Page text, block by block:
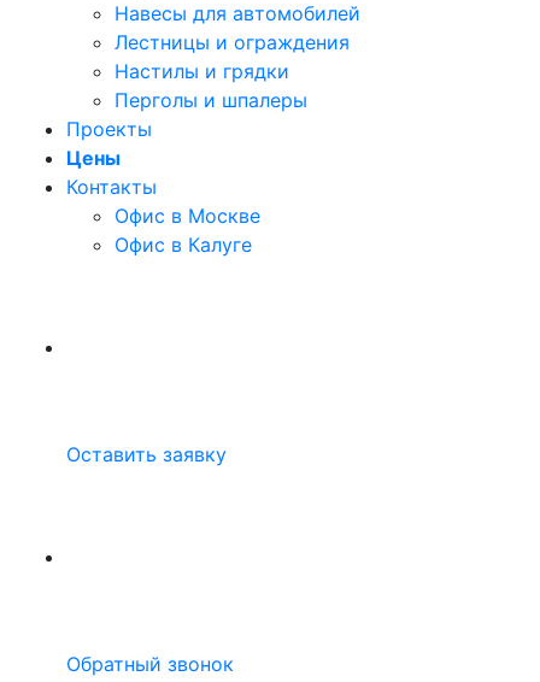
Навесы для автомобилей
Лестницы и ограждения
Настилы и грядки
Перголы и шпалеры
Проекты
Цены
Контакты
Офис в Москве
Офис в Калуге
Оставить заявку
Обратный звонок